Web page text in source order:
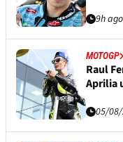
9h ago
MOTOGP
Raul
Aprilia
05/